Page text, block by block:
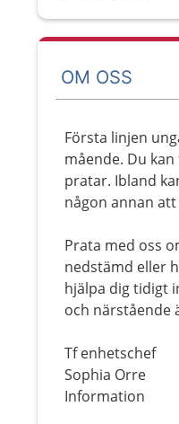
OM OSS
Första linjen
mående. Du
pratar. Ibland
någon annan
Prata med oss
nedstämd eller
hjälpa dig tidigt
och närstående
Tf enhetschef
Sophia Orre
Information